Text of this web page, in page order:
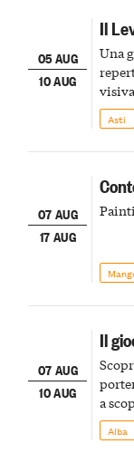
05 AUG
10 AUG
Il
Una
della
Asti
07 AUG
17 AUG
07 AUG
10 AUG
Il
a
Alba